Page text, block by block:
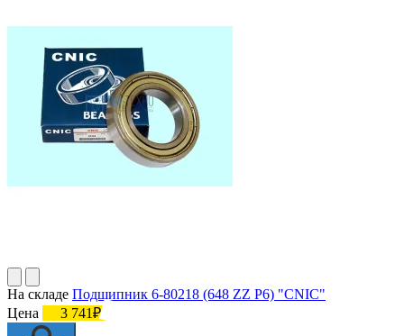
На складе Подшипник 6-80218 (648 ZZ P6) "CNIC"
Цена
3 741₽